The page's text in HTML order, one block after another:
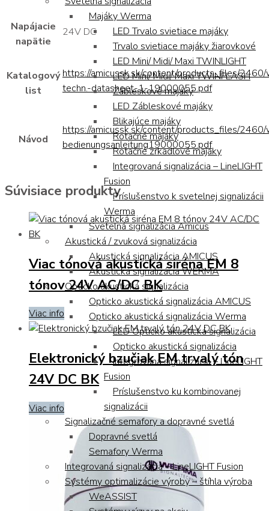
Majáky Werma
LED Trvalo svietiace majáky
Trvalo svietiace majáky žiarovkové
LED Mini/ Midi/ Maxi TWINLIGHT
LED Mini/ Midi/ Maxi TWINFLASH
Zábleskové majáky
LED Zábleskové majáky
Blikajúce majáky
Rotačné majáky
Rotačné zrkadlové majáky
Integrovaná signalizácia – LineLIGHT
Fusion
Príslušenstvo k svetelnej signalizácii
Werma
Svetelná signalizácia Amicus
Akustická / zvuková signalizácia
Akustická signalizácia AMICUS
Akustická signalizácia WERMA
Opticko akustická signalizácia
Opticko akustická signalizácia AMICUS
Opticko akustická signalizácia Werma
LED Opticko akustická signalizácia
Opticko akustická signalizácia
Integrovaná signalizácia – LineLIGHT
Fusion
Príslušenstvo ku kombinovanej
signalizácii
Signalizačné semafory a dopravné svetlá
Dopravné svetlá
Semafory Werma
Integrovaná signalizácia – LineLIGHT Fusion
Systémy optimalizácie výroby – štíhla výroba
WeASSIST
Napájacie
napätie
24V DC
Katalogový
list
https://amicussk.sk/content/products_files/
techn.-datasheet-1-19000055.pdf
Návod
https://amicussk.sk/content/products_files/
bedienungsanleitung19000055.pdf
Súvisiace produkty
Viac tónová akustická siréna EM 8
tónov 24V AC/DC BK
Viac info
Elektronický bzučiak EM trvalý tón
24V DC BK
Viac info